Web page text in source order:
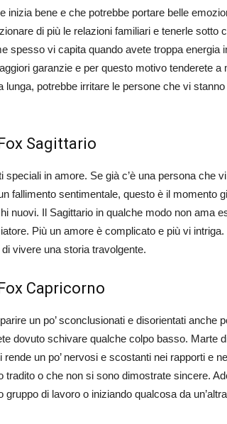
inizia bene e che potrebbe portare belle
di più le relazioni familiari e tenerle sotto
spesso vi capita quando avete troppa energia
garanzie e per questo motivo tenderete a
lunga, potrebbe irritare le persone che vi
Sagittario
speciali in amore. Se già c’è una persona che
fallimento sentimentale, questo è il momento
nuovi. Il Sagittario in qualche modo non ama
Più un amore è complicato e più vi
vivere una storia travolgente.
Capricorno
un po’ sconclusionati e disorientati anche
dovuto schivare qualche colpo basso. Marte
un po’ nervosi e scostanti nei rapporti e
tradito o che non si sono dimostrate sincere.
di lavoro o iniziando qualcosa da